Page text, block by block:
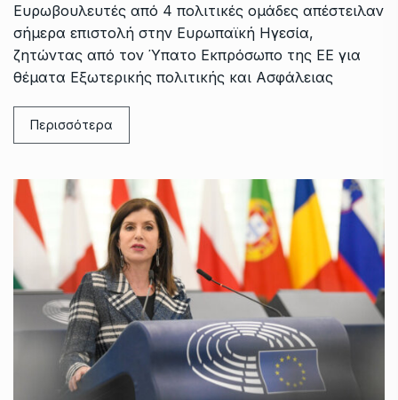
Ευρωβουλευτές από 4 πολιτικές ομάδες απέστειλαν
σήμερα επιστολή στην Ευρωπαϊκή Ηγεσία,
ζητώντας από τον Ύπατο Εκπρόσωπο της ΕΕ για
θέματα Εξωτερικής πολιτικής και Ασφάλειας
Περισσότερα